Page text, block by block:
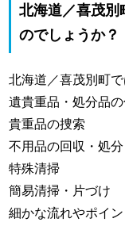
北海道／喜茂別
のでしょうか？
北海道／喜茂別町
遺貴重品・処分品
貴重品の捜索
不用品の回収・処分
特殊清掃
簡易清掃・片づけ
細かな流れやポイ